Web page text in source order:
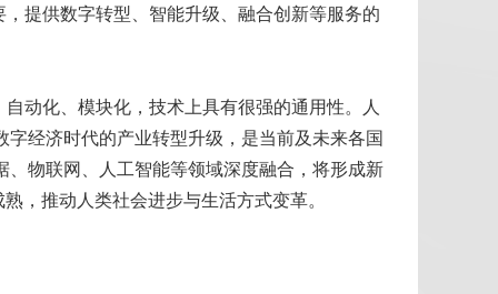
提供数字转型、智能升级、融合创新等服务的
动化、模块化，技术上具有很强的通用性。人
经济时代的产业转型升级，是当前及未来各国
物联网、人工智能等领域深度融合，将形成新
，推动人类社会进步与生活方式变革。